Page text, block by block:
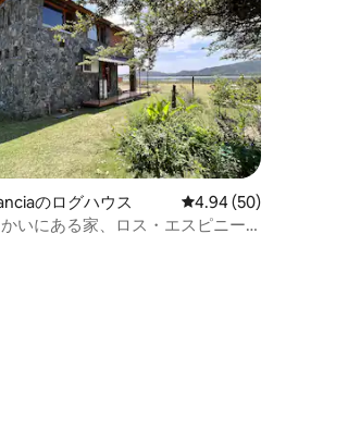
中4.85つ星の平均評価
のログハウス レビュー50件、5つ星
4.94 (50)
いにある家、ロス・エスピニー